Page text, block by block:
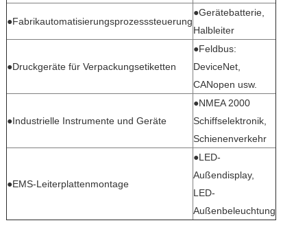
●Fabrikautomatisierungsprozesssteuerung
●Gerätebatterie,
Halbleiter
●Druckgeräte für Verpackungsetiketten
●Feldbus:
DeviceNet,
CANopen usw.
●Industrielle Instrumente und Geräte
●NMEA 2000
Schiffselektronik,
Schienenverkehr
●EMS-Leiterplattenmontage
●LED-
Außendisplay,
LED-
Außenbeleuchtung